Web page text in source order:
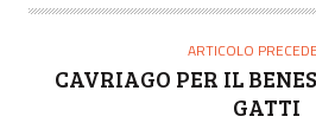
T
ARTICOLO
CAVRIAGO PER IL
GATTI